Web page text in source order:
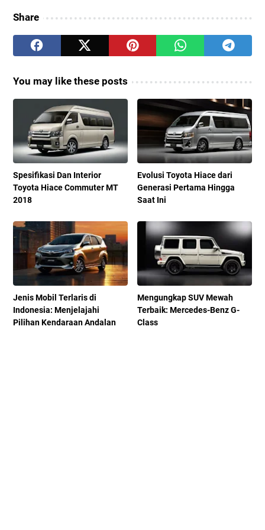
Share
You may like these posts
Spesifikasi Dan Interior
Toyota Hiace Commuter MT
2018
Evolusi Toyota Hiace dari
Generasi Pertama Hingga
Saat Ini
Jenis Mobil Terlaris di
Indonesia: Menjelajahi
Pilihan Kendaraan Andalan
Mengungkap SUV Mewah
Terbaik: Mercedes-Benz G-
Class